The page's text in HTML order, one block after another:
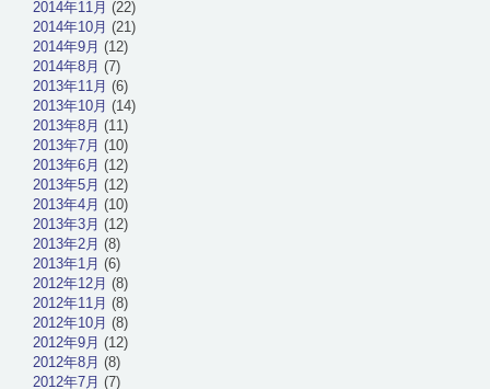
2014年11月 (22)
2014年10月 (21)
2014年9月 (12)
2014年8月 (7)
2013年11月 (6)
2013年10月 (14)
2013年8月 (11)
2013年7月 (10)
2013年6月 (12)
2013年5月 (12)
2013年4月 (10)
2013年3月 (12)
2013年2月 (8)
2013年1月 (6)
2012年12月 (8)
2012年11月 (8)
2012年10月 (8)
2012年9月 (12)
2012年8月 (8)
2012年7月 (7)